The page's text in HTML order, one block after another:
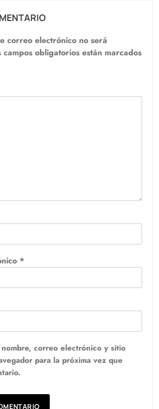
correo electrónico no será
campos obligatorios están marcados
*
correo electrónico y sitio
para la próxima vez que